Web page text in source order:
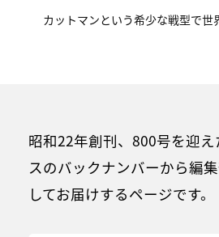
カットマンという希少な戦型で世
昭和22年創刊、800号を迎
スのバックナンバーから編
してお届けするページです。